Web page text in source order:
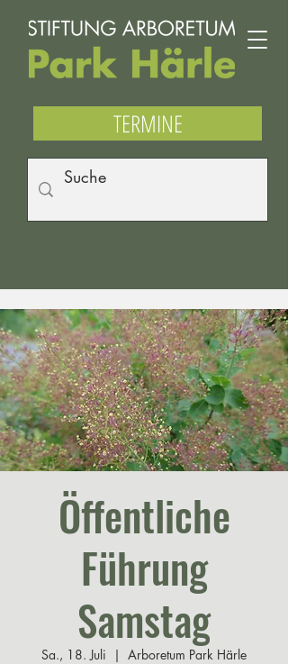
TERMINE
Öffentliche
Führung
Samstag
Sa., 18. Juli
  |
Arboretum Park Härle